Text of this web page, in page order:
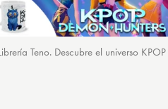
Teno. Descubre el universo KPOP